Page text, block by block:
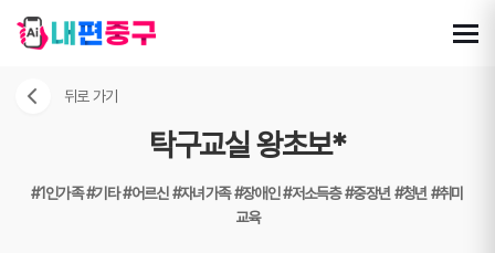
뒤로 가기
탁구교실 왕초보*
#1인가족#기타#어르신#자녀가족#장애인#저소득층#중장년#청년#취미
교육